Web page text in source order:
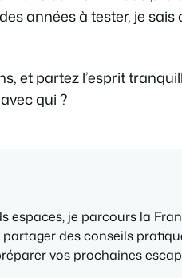
années à tester, je sais
et partez l’esprit
qui ?
espaces, je parcours la
des conseils
vos prochaines